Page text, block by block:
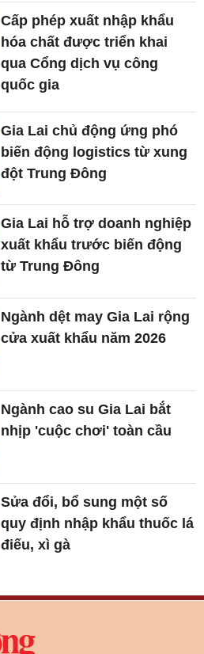
Cấp phép xuất nhập khẩu
hóa chất được triển khai
qua Cổng dịch vụ công
quốc gia
Gia Lai chủ động ứng phó
biến động logistics từ xung
đột Trung Đông
Gia Lai hỗ trợ doanh nghiệp
xuất khẩu trước biến động
từ Trung Đông
Ngành dệt may Gia Lai rộng
cửa xuất khẩu năm 2026
Ngành cao su Gia Lai bắt
nhịp 'cuộc chơi' toàn cầu
Sửa đổi, bổ sung một số
quy định nhập khẩu thuốc lá
điếu, xì gà